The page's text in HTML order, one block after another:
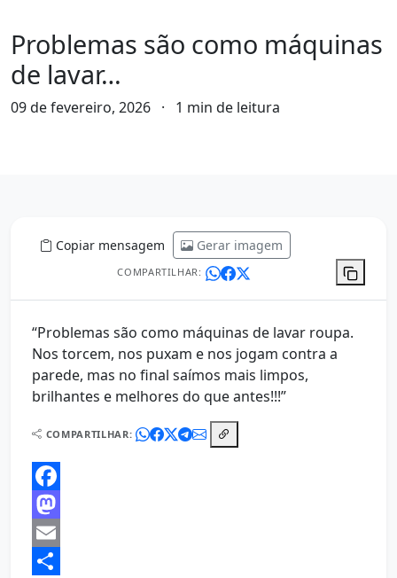
Problemas são como máquinas
de lavar…
09 de fevereiro, 2026 · 1 min de leitura
Copiar mensagem Gerar imagem
COMPARTILHAR:
“Problemas são como máquinas de lavar roupa.
Nos torcem, nos puxam e nos jogam contra a
parede, mas no final saímos mais limpos,
brilhantes e melhores do que antes!!!”
COMPARTILHAR:
Facebook
Mastodon
Email